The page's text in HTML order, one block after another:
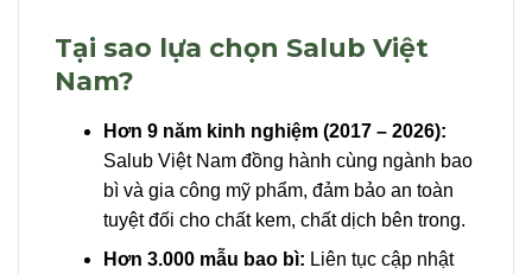
Tại sao lựa chọn Salub Việt
Nam?
Hơn 9 năm kinh nghiệm (2017 – 2026):
Salub Việt Nam đồng hành cùng ngành bao
bì và gia công mỹ phẩm, đảm bảo an toàn
tuyệt đối cho chất kem, chất dịch bên trong.
Hơn 3.000 mẫu bao bì: Liên tục cập nhật